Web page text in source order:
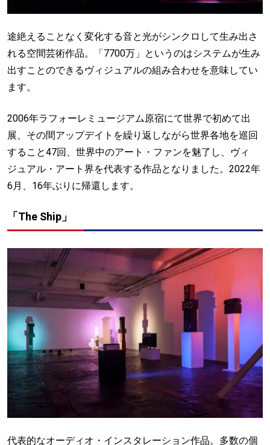
途絶えることなく変化する音と光がシンクロして生み出さ
れる空間芸術作品。「7700万」というのはシステムが生み
出すことのできるヴィジュアルの組み合わせを意味してい
ます。
2006年ラフォーレミュージアム原宿にて世界で初めて出
展、その間アップデイトを繰り返しながら世界各地を巡回
すること47回、世界中のアート・ファンを魅了し、ヴィ
ジュアル・アート界を代表する作品となりました。2022年
6月、16年ぶりに帰還します。
「The Ship」
代表的なオーディオ・インスタレーション作品。多数の個